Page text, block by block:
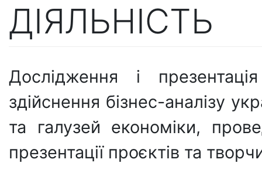
ДІЯЛЬНІСТЬ
Дослідження і
здійснення бізнес-аналізу
та галузей економіки,
презентації проєктів та